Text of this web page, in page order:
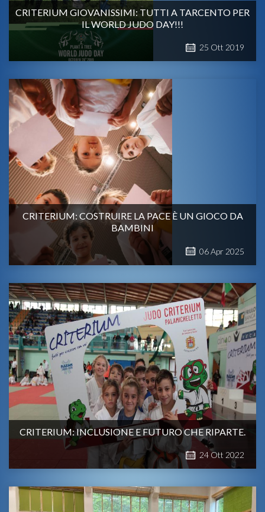
CRITERIUM GIOVANISSIMI: TUTTI A TARCENTO PER
IL WORLD JUDO DAY!!!
25 Ott 2019
CRITERIUM: COSTRUIRE LA PACE È UN GIOCO DA
BAMBINI
06Apr 2025
CRITERIUM: INCLUSIONE E FUTURO CHE RIPARTE.
24 Ott 2022